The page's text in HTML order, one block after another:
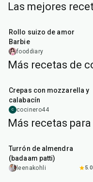
Las mejores
Rollo suizo de amor
Barbie
fooddiary
Más recetas de
Crepas con mozzarella y
calabacín
C cocinero44
Más recetas
Turrón de almendra
(badaam patti)
leenakohli 5.0